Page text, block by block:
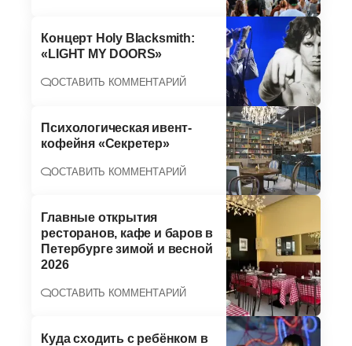
Концерт Holy Blacksmith:
«LIGHT MY DOORS»
ОСТАВИТЬ КОММЕНТАРИЙ
Психологическая ивент-
кофейня «Секретер»
ОСТАВИТЬ КОММЕНТАРИЙ
Главные открытия
ресторанов, кафе и баров в
Петербурге зимой и весной
2026
ОСТАВИТЬ КОММЕНТАРИЙ
Куда сходить с ребёнком в